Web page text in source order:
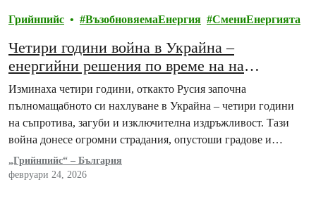
Грийнпийс ВъзобновяемаЕнергия СмениЕнергията
Четири години война в Украйна –
енергийни решения по време на на
ескалиращи руски престъпления
Изминаха четири години, откакто Русия започна
пълномащабното си нахлуване в Украйна – четири години
на съпротива, загуби и изключителна издръжливост. Тази
война донесе огромни страдания, опустоши градове и
екосистеми и…
„Грийнпийс“ – България
февруари 24, 2026